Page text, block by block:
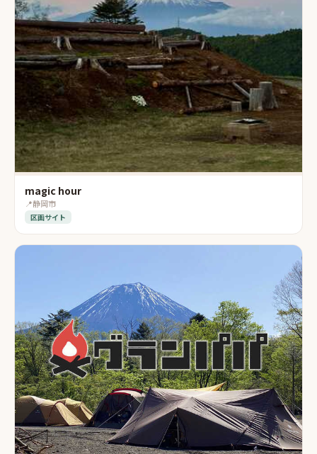
magic hour
📍静岡市
区画サイト